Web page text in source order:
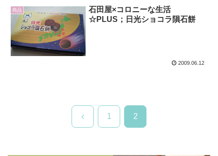
商品
石田屋×コロニーな生活
☆PLUS；日光ショコラ隕石餅
2009.06.12
前 1 2